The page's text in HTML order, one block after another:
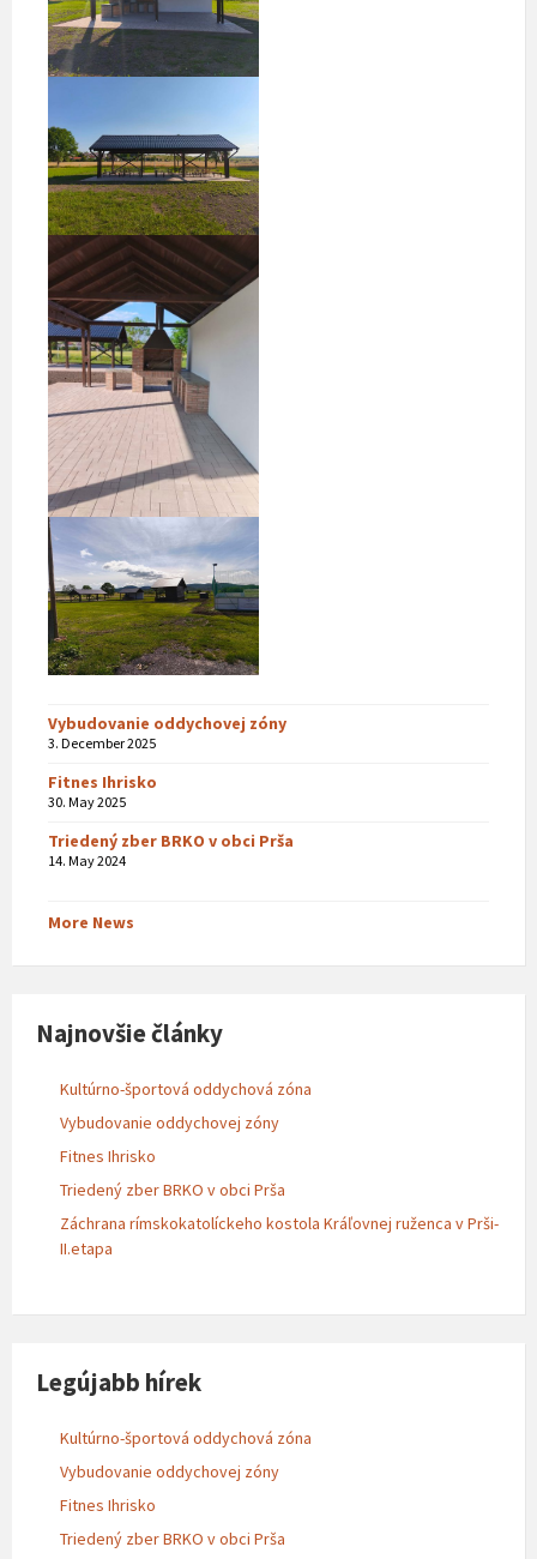
Vybudovanie oddychovej zóny
3. December 2025
Fitnes Ihrisko
30. May 2025
Triedený zber BRKO v obci Prša
14. May 2024
More News
Najnovšie články
Kultúrno-športová oddychová zóna
Vybudovanie oddychovej zóny
Fitnes Ihrisko
Triedený zber BRKO v obci Prša
Záchrana rímskokatolíckeho kostola Kráľovnej ruženca v Prši-
II.etapa
Legújabb hírek
Kultúrno-športová oddychová zóna
Vybudovanie oddychovej zóny
Fitnes Ihrisko
Triedený zber BRKO v obci Prša